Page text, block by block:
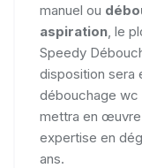
manuel ou
aspiration , le
Speedy
disposition sera
débouchage wc
mettra en
expertise en
ans.